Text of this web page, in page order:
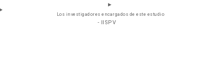
Los investigadores encargados de este estudio
- IISPV